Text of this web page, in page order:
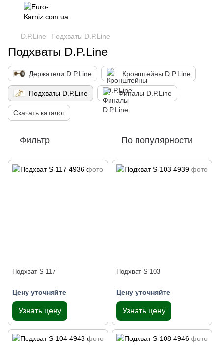
D.P.Line Подхваты D.P.Line
Подхваты D.P.Line
Держатели D.P.Line Кронштейны D.P.Line
Подхваты D.P.Line Финалы D.P.Line
Скачать каталог
Фильтр По популярности
Подхват S-117
Цену уточняйте
Узнать цену
Подхват S-103
Цену уточняйте
Узнать цену